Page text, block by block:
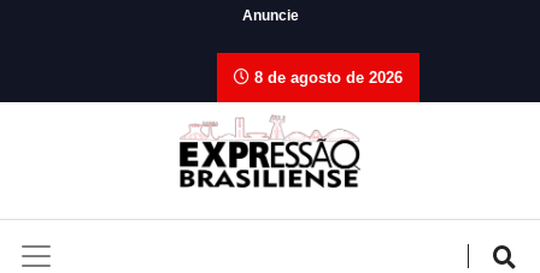
Anuncie
8 de agosto de 2026